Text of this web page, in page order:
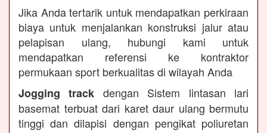
Jika Anda tertarik untuk mendapatkan perkiraan
biaya untuk menjalankan konstruksi jalur atau
pelapisan ulang, hubungi kami untuk
mendapatkan referensi ke kontraktor
permukaan sport berkualitas di wilayah Anda
Jogging track dengan Sistem lintasan lari
basemat terbuat dari karet daur ulang bermutu
tinggi dan dilapisi dengan pengikat poliuretan